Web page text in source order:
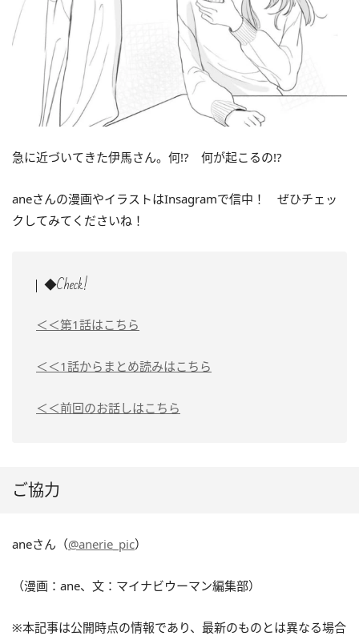
急に近づいてきた伊馬さん。何!? 何が起こるの!?
aneさんの漫画やイラストはInsagramで信中！ ぜひチェッ
クしてみてくださいね！
◆Check!
＜＜第1話はこちら
＜＜1話からまとめ読みはこちら
＜＜前回のお話しはこちら
ご協力
aneさん（@anerie_pic）
（漫画：ane、文：マイナビウーマン編集部）
※本記事は公開時点の情報であり、最新のものとは異なる場合